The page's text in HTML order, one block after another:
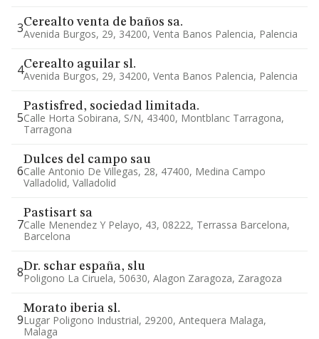
3Cerealto venta de baños sa.
Avenida Burgos, 29, 34200, Venta Banos Palencia, Palencia
4Cerealto aguilar sl.
Avenida Burgos, 29, 34200, Venta Banos Palencia, Palencia
5
Pastisfred, sociedad limitada.
Calle Horta Sobirana, S/n, 43400, Montblanc Tarragona,
Tarragona
6
Dulces del campo sau
Calle Antonio De Villegas, 28, 47400, Medina Campo
Valladolid, Valladolid
7
Pastisart sa
Calle Menendez Y Pelayo, 43, 08222, Terrassa Barcelona,
Barcelona
8Dr. schar españa, slu
Poligono La Ciruela, 50630, Alagon Zaragoza, Zaragoza
9
Morato iberia sl.
Lugar Poligono Industrial, 29200, Antequera Malaga,
Malaga